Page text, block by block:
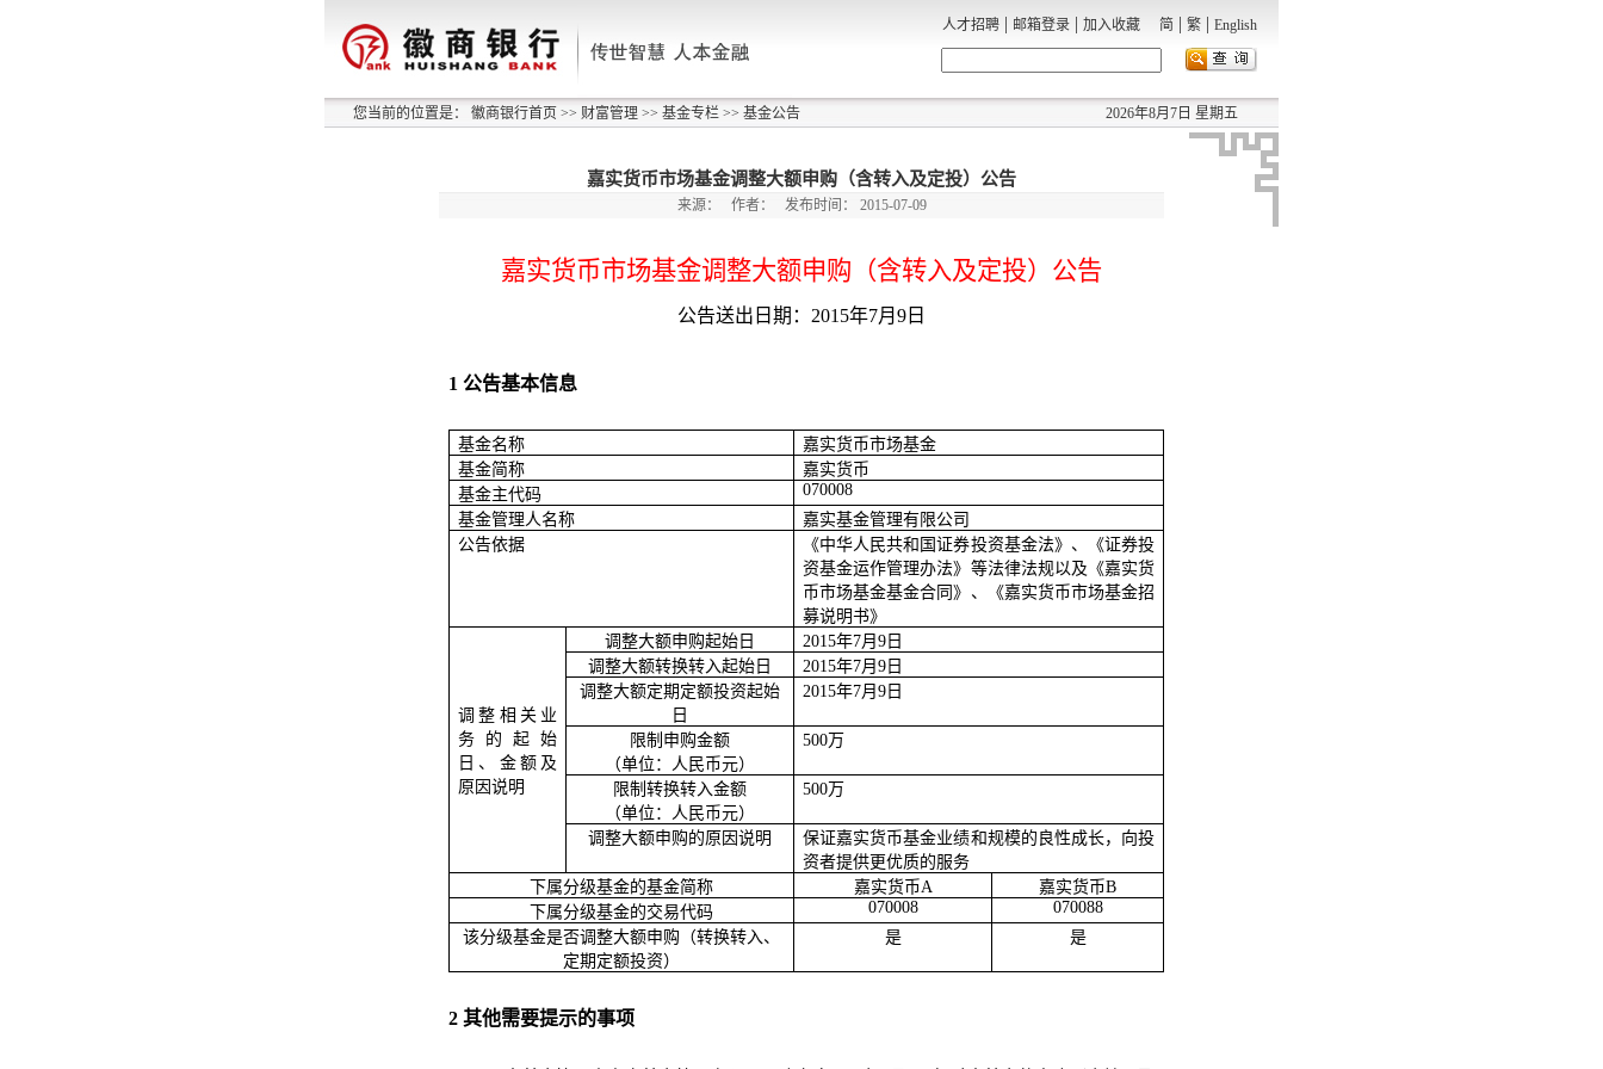
人才招聘 | 邮箱登录 | 加入收藏 简 | 繁 | English
您当前的位置是： 徽商银行首页 >> 财富管理 >> 基金专栏 >> 基金公告 2026年8月7日 星期五
嘉实货币市场基金调整大额申购（含转入及定投）公告
来源： 作者： 发布时间： 2015-07-09